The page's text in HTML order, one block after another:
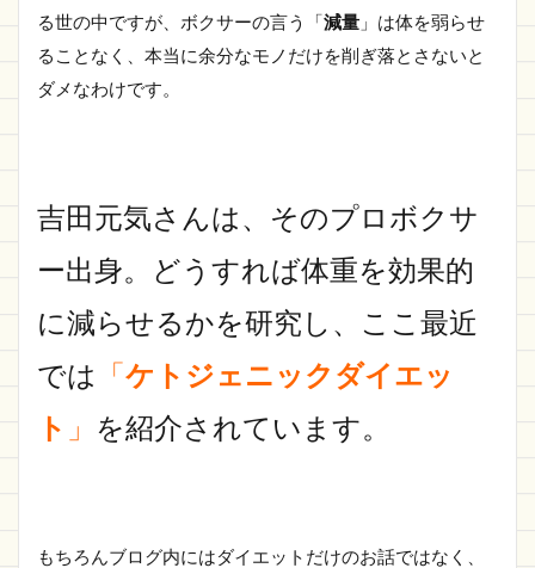
る世の中ですが、ボクサーの言う「減量 」は体を弱らせ
ることなく、本当に余分なモノだけを削ぎ落とさないと
ダメなわけです。
吉田元気さんは、そのプロボクサ
ー出身。どうすれば体重を効果的
に減らせるかを研究し、ここ最近
では 「ケトジェニックダイエッ
ト 」 を紹介されています。
もちろんブログ内にはダイエットだけのお話ではなく、